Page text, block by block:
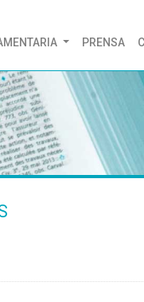
PRENSA